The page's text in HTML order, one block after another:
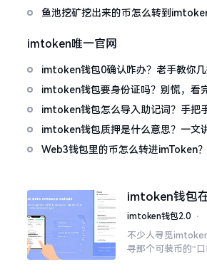
包
鱼池挖矿挖出来的币怎么转到
imtoken唯一官网
imtoken钱包0确认咋办？老手教你
imtoken钱包要身份证吗？别慌，看
imtoken钱包怎么导入助记词？手把
产
imtoken钱包质押是什么意思？一文
Web3钱包里的币怎么转进imToken？
imtoken钱包
手教你几招避
imtoken钱包2.0 ⋅
不少人寻觅
寻那个可装币的“口